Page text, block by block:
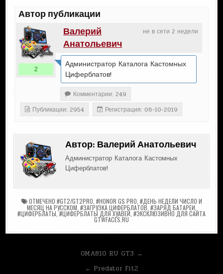
Автор публикации
не в сети 2 недели
Валерий
Анатольевич
2
Администратор Каталога Кастомных
Циферблатов!
Комментарии: 249
Публикации: 2954
Регистрация: 06-10-2019
Автор: Валерий Анатольевич
Администратор Каталога Кастомных
Циферблатов!
ОТМЕЧЕНО #GT2/GT2PRO #HONOR GS PRO #ДЕНЬ НЕДЕЛИ ЧИСЛО И
МЕСЯЦ НА РУССКОМ #ЗАГРУЗКА ЦИФЕРБЛАТОВ #ЗАРЯД БАТАРЕИ
#ЦИФЕРБЛАТЫ ,#ЦИФЕРБЛАТЫ ДЛЯ ХУАВЕЙ #ЭКСКЛЮЗИВНО ДЛЯ САЙТА
GTWFACES.RU
OMA810 RU GT3 →
← Predator Fit2